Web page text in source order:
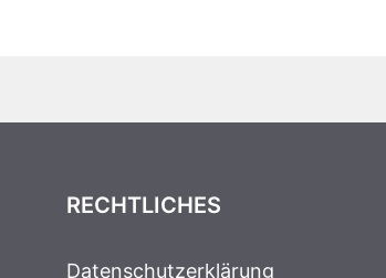
RECHTLICHES
Datenschutzerklärung